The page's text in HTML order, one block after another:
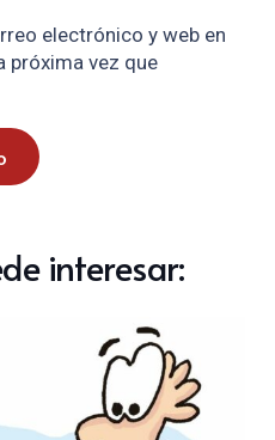
electrónico y web en
próxima vez que
interesar: